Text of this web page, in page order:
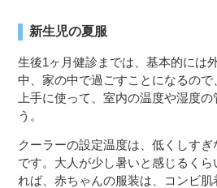
新生児の夏服
生後1ヶ月健診までは、基本的には
中、家の中で過ごすことになるの
上手に使って、室内の温度や湿度
う。
クーラーの設定温度は、低くしす
です。大人が少し暑いと感じるく
れば、赤ちゃんの服装は、コンビ